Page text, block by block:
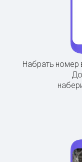
Набрать номер